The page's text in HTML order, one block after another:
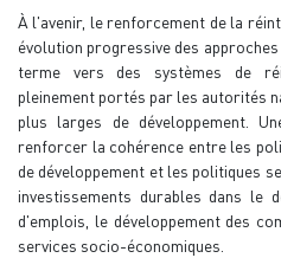
À l'avenir, le renforcement de la
évolution progressive des
terme vers des systèmes de
pleinement portés par les autorités
plus larges de développement.
renforcer la cohérence entre les
de développement et les politiques
investissements durables dans le
d'emplois, le développement des
services socio-économiques.